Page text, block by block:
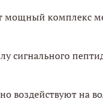
мощный комплекс
сигнального
воздействуют на